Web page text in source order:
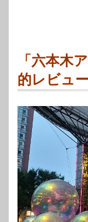
「六本木
的レビュー